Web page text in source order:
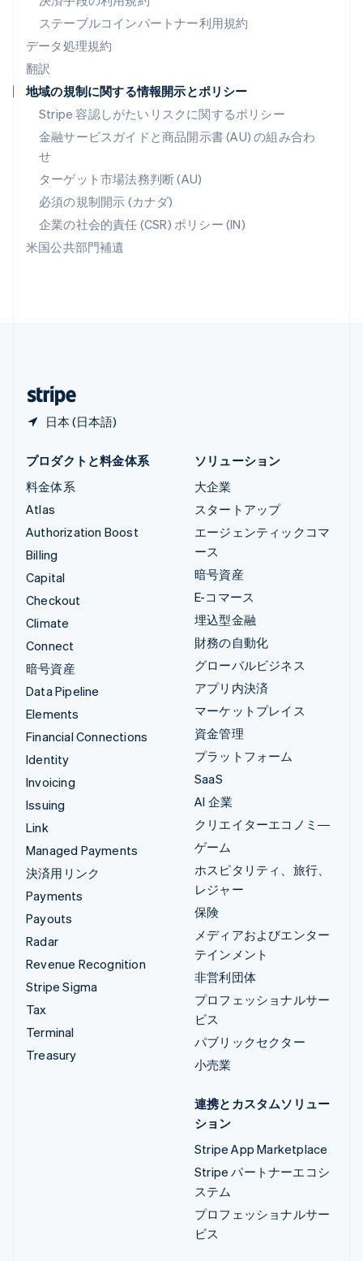
ステーブルコインパートナー利用規約
データ処理規約
翻訳
地域の規制に関する情報開示とポリシー
Stripe 容認しがたいリスクに関するポリシー
金融サービスガイドと商品開示書 (AU) の組み合わ
せ
ターゲット市場法務判断 (AU)
必須の規制開示 (カナダ)
企業の社会的責任 (CSR) ポリシー (IN)
米国公共部門補遺
日本 (日本語)
Português English
English
English简体中文
メキシコ
Español English
ラトビア
English
リトアニア
English
リヒテンシュタイン
Deutsch English
English
プロダクトと料金体系
料金体系
Atlas
Authorization Boost
Billing
Capital
Checkout
Climate
Connect
暗号資産
Data Pipeline
Elements
Financial Connections
Identity
Invoicing
Issuing
Link
Managed Payments
決済用リンク
Payments
Payouts
Radar
Revenue Recognition
Stripe Sigma
Tax
Terminal
Treasury
ソリューション
大企業
スタートアップ
エージェンティックコマ
ース
暗号資産
E-コマース
埋込型金融
財務の自動化
グローバルビジネス
アプリ内決済
マーケットプレイス
資金管理
プラットフォーム
SaaS
AI 企業
クリエイターエコノミ―
ゲーム
ホスピタリティ、旅行、
レジャー
保険
メディアおよびエンター
テインメント
非営利団体
プロフェッショナルサー
ビス
パブリックセクター
小売業
連携とカスタムソリュー
ション
Stripe App Marketplace
Stripe パートナーエコシ
ステム
プロフェッショナルサー
ビス